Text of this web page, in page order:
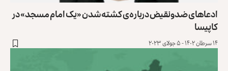
ادعاهای ضدونقیض درباره‌ی کشته‌شدن «یک امام مسجد» در
کاپیسا
۱۴ سرطان ۱۴۰۲ - ۵ جولای ۲۰۲۳